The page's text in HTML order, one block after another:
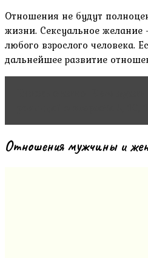
Отношения не будут
жизни. Сексуальное желание
любого взрослого человека.
дальнейшее развитие
Отношения мужчины и